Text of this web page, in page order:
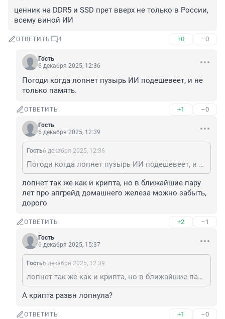
ценник на DDR5 и SSD прет вверх не только в России,
всему виной ИИ
ОТВЕТИТЬ 4 +0 –0
Гость
6 декабря 2025, 12:36
Погоди когда лопнет пузырь ИИ подешевеет, и не
только память.
ОТВЕТИТЬ +1 –0
Гость
6 декабря 2025, 12:39
Гость6 декабря 2025, 12:36
Погоди когда лопнет пузырь ИИ подешевеет, и не только память.
лопнет так же как и крипта, но в ближайшие пару
лет про апгрейд домашнего железа можно забыть,
дорого
ОТВЕТИТЬ +2 –1
Гость
6 декабря 2025, 15:37
Гость6 декабря 2025, 12:39
лопнет так же как и крипта, но в ближайшие пару лет про апгрейд домашнего железа можно забыть, дорого
А крипта развн лопнула?
ОТВЕТИТЬ +1 –0